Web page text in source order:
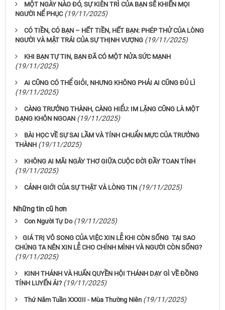
MỘT NGÀY NÀO ĐÓ, SỰ KIÊN TRÌ CỦA BẠN SẼ KHIẾN MỌI
NGƯỜI NỂ PHỤC (19/11/2025)
CÓ TIỀN, CÓ BẠN – HẾT TIỀN, HẾT BẠN: PHÉP THỬ CỦA LÒNG
NGƯỜI VÀ MẶT TRÁI CỦA SỰ THỊNH VƯỢNG (19/11/2025)
KHI BẠN TỰ TIN, BẠN ĐÃ CÓ MỘT NỬA SỨC MẠNH
(19/11/2025)
AI CŨNG CÓ THỂ GIỎI, NHƯNG KHÔNG PHẢI AI CŨNG ĐỦ LÌ
(19/11/2025)
CÀNG TRƯỞNG THÀNH, CÀNG HIỂU: IM LẶNG CŨNG LÀ MỘT
DẠNG KHÔN NGOAN (19/11/2025)
BÀI HỌC VỀ SỰ SAI LẦM VÀ TÍNH CHUẨN MỰC CỦA TRƯỞNG
THÀNH (19/11/2025)
KHÔNG AI MÃI NGÂY THƠ GIỮA CUỘC ĐỜI ĐẦY TOAN TÍNH
(19/11/2025)
CẢNH GIỚI CỦA SỰ THẬT VÀ LÒNG TIN (19/11/2025)
Những tin cũ hơn
Con Người Tự Do (19/11/2025)
​GIÁ TRỊ VÔ SONG CỦA VIỆC XIN LỄ KHI CÒN SỐNG TẠI SAO
CHÚNG TA NÊN XIN LỄ CHO CHÍNH MÌNH VÀ NGƯỜI CÒN SỐNG?​
(19/11/2025)
KINH THÁNH VÀ HUẤN QUYỀN HỘI THÁNH DẠY GÌ VỀ ĐỒNG
TÍNH LUYẾN ÁI? (19/11/2025)
Thứ Năm Tuần XXXIII - Mùa Thường Niên (19/11/2025)